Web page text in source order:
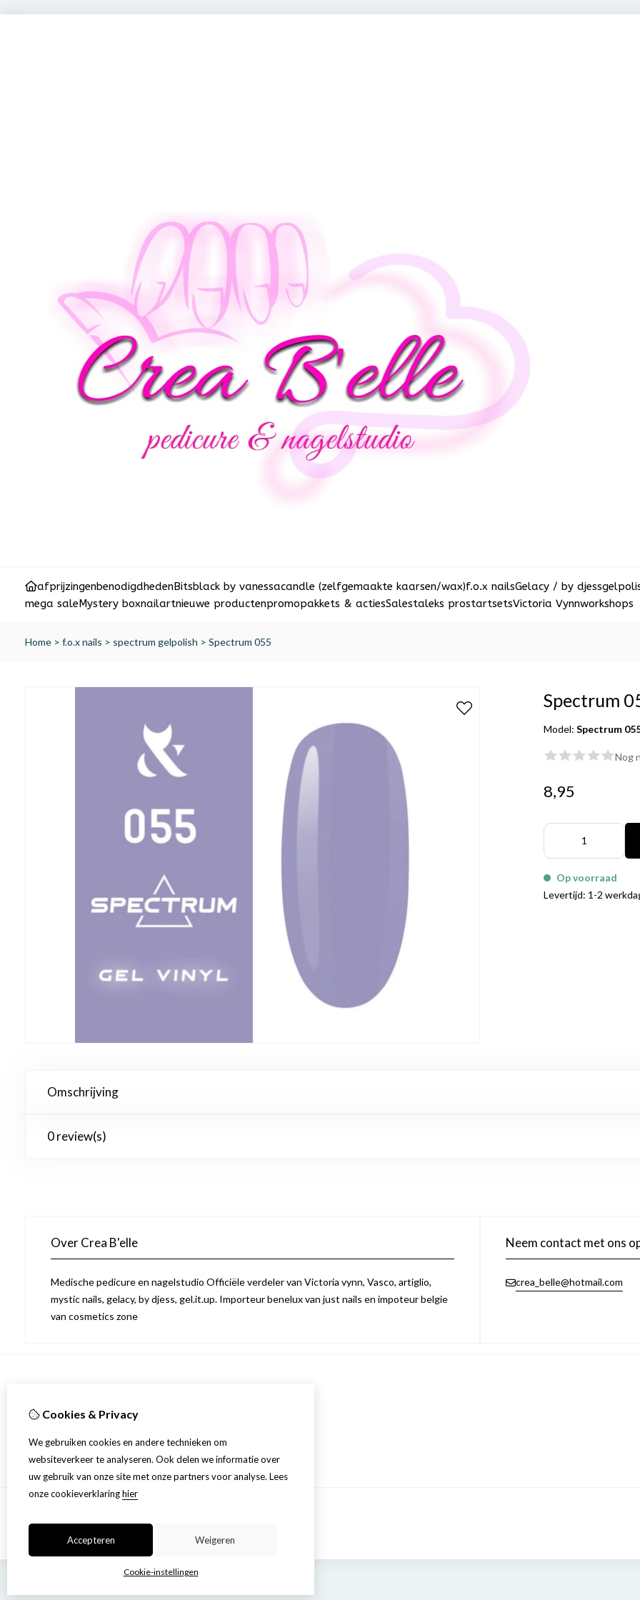
afprijzingenbenodigdhedenBitsblack by vanessacandle (zelfgemaakte kaarsen/wax)f.o.x nailsGelacy / by djess
mega saleMystery boxnailartnieuwe productenpromopakkets & actiesSalestaleks prostartsetsVictoria Vynnworkshops
Home > f.o.x nails > spectrum gelpolish > Spectrum 055
Spectrum
Model:Spectrum
Nog
8,95
Op voorraad
Levertijd: 1-2
Omschrijving
0 review(s)
Over Crea B'elle
Medische pedicure en nagelstudio Officiële verdeler van Victoria vynn, Vasco, artiglio,
mystic nails, gelacy, by djess, gel.it.up. Importeur benelux van just nails en impoteur belgie
van cosmetics zone
Neem contact met ons
crea_belle@hotmail.com
Over ons
Algemene voorwaarden
Cookies & Privacy
We gebruiken cookies en andere technieken om
websiteverkeer te analyseren. Ook delen we informatie over
uw gebruik van onze site met onze partners voor analyse. Lees
onze cookieverklaringhier
Accepteren Weigeren
Cookie-instellingen